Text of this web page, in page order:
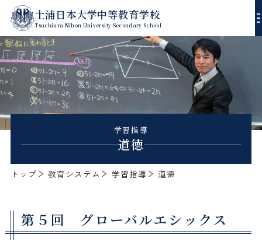
土浦日本大学中等教育学校
Tsuchiura Nihon University Secondary School
校長あいさつ
エンブレム
学習指導
ゼミ・課外授業
年間行事
入試方式
学習指導
道徳
トップ 教育システム 学習指導 道徳
第５回 グローバルエシックス